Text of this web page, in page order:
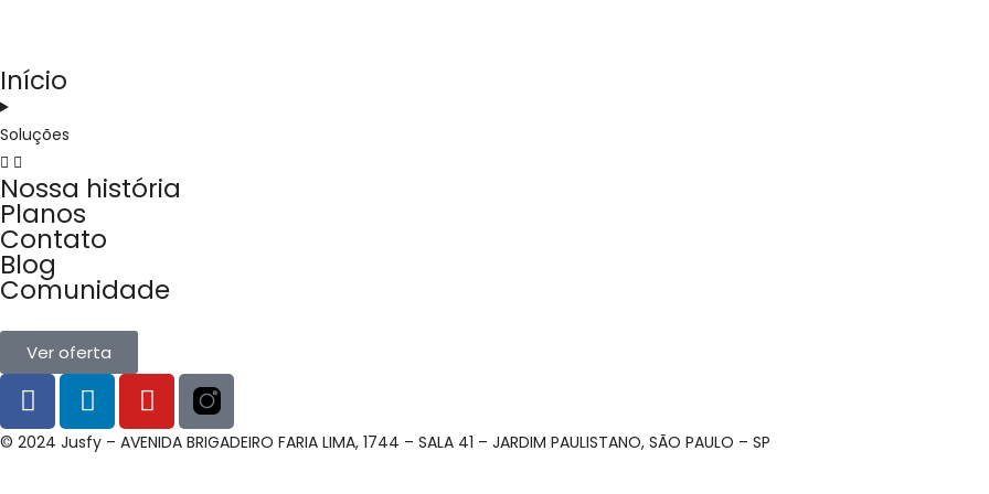
Início
Soluções
Nossa história
Planos
Contato
Blog
Comunidade
Ver oferta
© 2024 Jusfy – AVENIDA BRIGADEIRO FARIA LIMA, 1744 – SALA 41 – JARDIM PAULISTANO, SÃO PAULO – SP